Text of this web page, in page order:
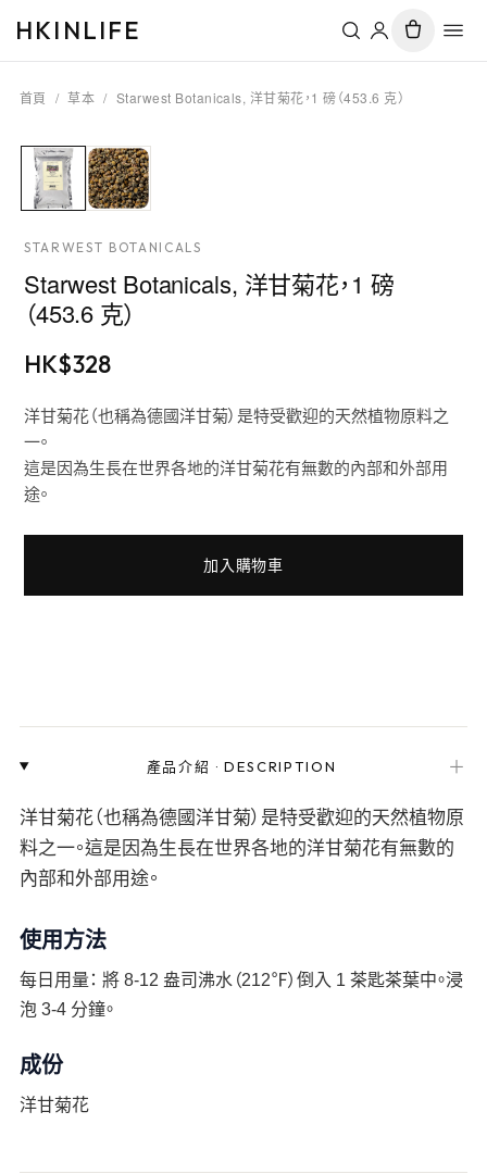
HKINLIFE
首頁 / 草本 / Starwest Botanicals, 洋甘菊花，1 磅（453.6 克）
STARWEST BOTANICALS
Starwest Botanicals, 洋甘菊花，1 磅
（453.6 克）
HK$328
洋甘菊花（也稱為德國洋甘菊）是特受歡迎的天然植物原料之
一。
這是因為生長在世界各地的洋甘菊花有無數的內部和外部用
途。
加入購物車
產品介紹 ·DESCRIPTION ＋
洋甘菊花（也稱為德國洋甘菊）是特受歡迎的天然植物原
料之一。這是因為生長在世界各地的洋甘菊花有無數的
內部和外部用途。
使用方法
每日用量： 將 8-12 盎司沸水（212℉）倒入 1 茶匙茶葉中。浸
泡 3-4 分鐘。
成份
洋甘菊花